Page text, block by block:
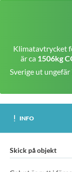
Klimatavtrycket
är ca 1506kg
Sverige ut
INFO
Skick på objekt